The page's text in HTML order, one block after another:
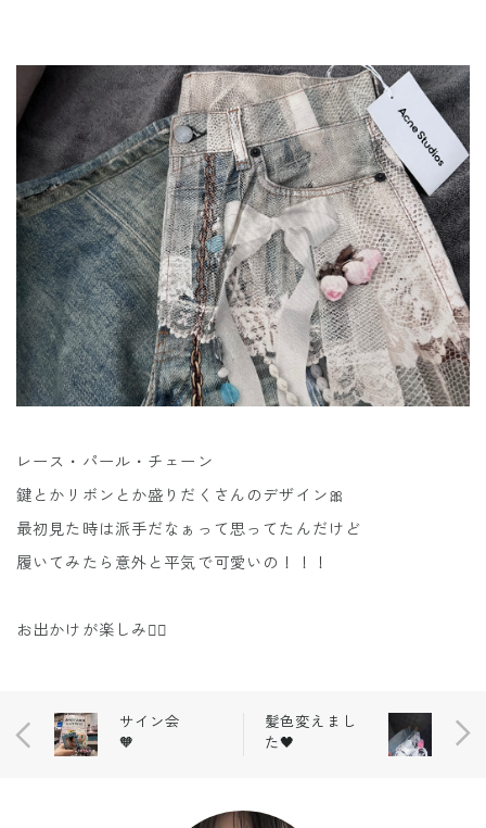
レース・パール・チェーン
鍵とかリボンとか盛りだくさんのデザイン🎀
最初見た時は派手だなぁって思ってたんだけど
履いてみたら意外と平気で可愛いの！！！
お出かけが楽しみ☝🏻
サイン会
🧡
髪色変えまし
た🖤